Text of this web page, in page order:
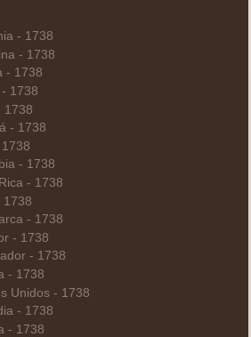
- 1738
- 1738
- 1738
1738
1738
- 1738
- 1738
- 1738
1738
- 1738
- 1738
- 1738
- 1738
Unidos - 1738
- 1738
- 1738